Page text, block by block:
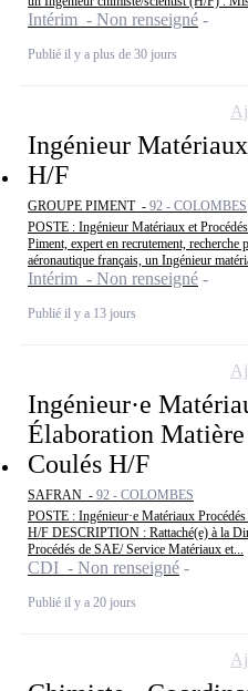
Intérim - Non renseigné
Publié il y a plus de 30 jours
Ingénieur
H/F
GROUPE PIMENT - 92 - COLOMBES
POSTE : Ingénieur Matériaux et
Piment, expert en recrutement,
aéronautique français, un Ingénieur
Intérim - Non renseigné
Publié il y a 13 jours
Ingénieur·e
Élaboration
Coulés H/F
SAFRAN - 92 - COLOMBES
POSTE : Ingénieur·e Matériaux
H/F DESCRIPTION : Rattaché(e) à la
Procédés de SAE/ Service Matériaux et...
CDI - Non renseigné
Publié il y a 20 jours